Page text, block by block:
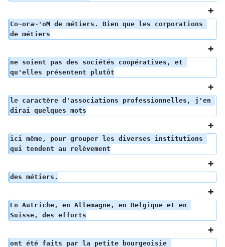
Co~ora~'oM de métiers. Bien que les corporations
de métiers
ne soient pas des sociétés coopératives, et
qu'elles présentent plutôt
le caractère d'associations professionnelles, j'en
dirai quelques mots
ici même, pour grouper les diverses institutions
qui tendent au relèvement
des métiers.
En Autriche, en Allemagne, en Belgique et en
Suisse, des efforts
ont été faits par la petite bourgeoisie